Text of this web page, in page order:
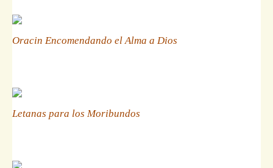
Oracin Encomendando el Alma a Dios
Letanas para los Moribundos